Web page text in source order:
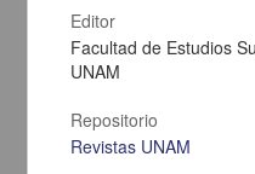
en la ranchería de Samalayuca
Pérez, Zeferino
Editor
Facultad de Estudios
UNAM
Repositorio
Revistas UNAM